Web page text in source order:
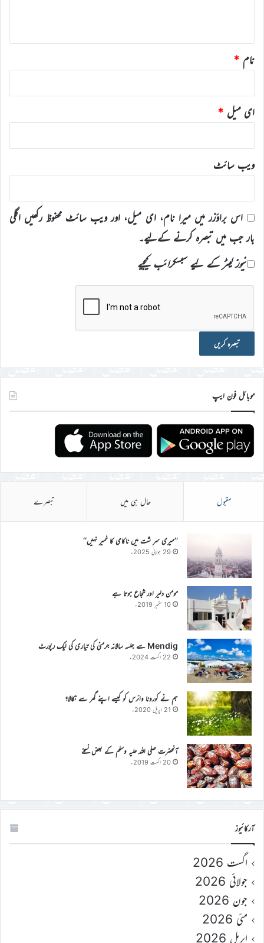
نام *
ای میل *
ویب‌ سائٹ
اس براؤزر میں میرا نام، ای میل، اور ویب سائٹ محفوظ رکھیں اگلی
بار جب میں تبصرہ کرنے کےلیے۔
نیوز لیٹر کے لیے سبسکرائب کیجیے
موبائل فون ایپ
مقبول حال ہی میں تبصرے
’’میری سر شت میں ناکامی کا خمیر نہیں‘‘
29 جولائی 2025ء
مومن دلیر اور شجاع ہوتا ہے
10 ستمبر 2019ء
Mendig سے جلسہ سالانہ جرمنی کی تیاری کی ایک رپورٹ
22 اگست 2024ء
ہم نے کورونا وائرس کو کیسے اپنے گھر سے نکالا؟
21 اپریل 2020ء
آنحضرت صلی اللہ علیہ وسلم کے بعض نسخے
20 اگست 2019ء
آرکائیوز
اگست 2026
جولائی 2026
جون 2026
مئی 2026
اپریل 2026